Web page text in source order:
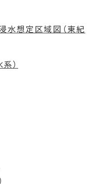
水想定区域図（東紀
）